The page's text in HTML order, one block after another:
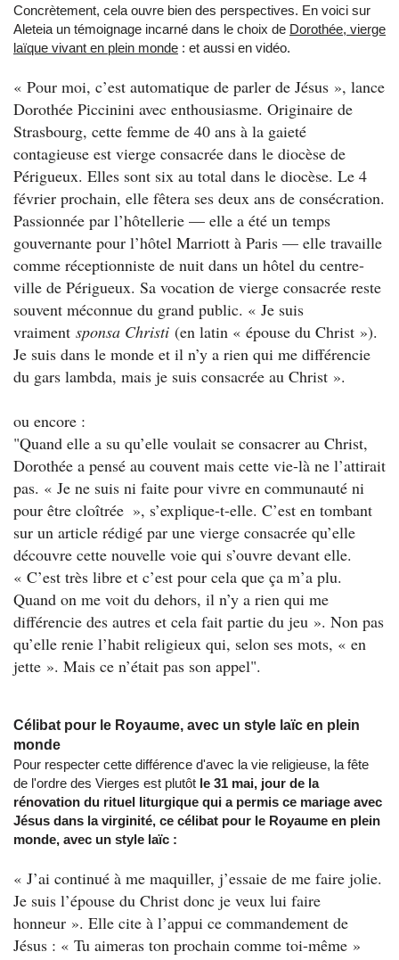
Concrètement, cela ouvre bien des perspectives. En voici sur
Aleteia un témoignage incarné dans le choix de Dorothée, vierge
laïque vivant en plein monde : et aussi en vidéo.
« Pour moi, c’est automatique de parler de Jésus », lance
Dorothée Piccinini avec enthousiasme. Originaire de
Strasbourg, cette femme de 40 ans à la gaieté
contagieuse est vierge consacrée dans le diocèse de
Périgueux. Elles sont six au total dans le diocèse. Le 4
février prochain, elle fêtera ses deux ans de consécration.
Passionnée par l’hôtellerie — elle a été un temps
gouvernante pour l’hôtel Marriott à Paris — elle travaille
comme réceptionniste de nuit dans un hôtel du centre-
ville de Périgueux. Sa vocation de vierge consacrée reste
souvent méconnue du grand public. « Je suis
vraiment sponsa Christi (en latin « épouse du Christ »).
Je suis dans le monde et il n’y a rien qui me différencie
du gars lambda, mais je suis consacrée au Christ ».
ou encore :
"Quand elle a su qu’elle voulait se consacrer au Christ,
Dorothée a pensé au couvent mais cette vie-là ne l’attirait
pas. « Je ne suis ni faite pour vivre en communauté ni
pour être cloîtrée », s’explique-t-elle. C’est en tombant
sur un article rédigé par une vierge consacrée qu’elle
découvre cette nouvelle voie qui s’ouvre devant elle.
« C’est très libre et c’est pour cela que ça m’a plu.
Quand on me voit du dehors, il n’y a rien qui me
différencie des autres et cela fait partie du jeu ». Non pas
qu’elle renie l’habit religieux qui, selon ses mots, « en
jette ». Mais ce n’était pas son appel".
Célibat pour le Royaume, avec un style laïc en plein
monde
Pour respecter cette différence d'avec la vie religieuse, la fête
de l'ordre des Vierges est plutôt le 31 mai, jour de la
rénovation du rituel liturgique qui a permis ce mariage avec
Jésus dans la virginité, ce célibat pour le Royaume en plein
monde, avec un style laïc :
« J’ai continué à me maquiller, j’essaie de me faire jolie.
Je suis l’épouse du Christ donc je veux lui faire
honneur ». Elle cite à l’appui ce commandement de
Jésus : « Tu aimeras ton prochain comme toi-même »